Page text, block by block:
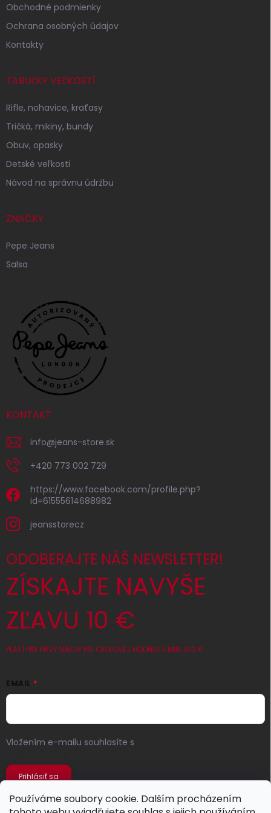
Používáme soubory cookie. Dalším procházením
Obchodné podmienky
Ochrana osobných údajov
Kontakty
TABUĽKY VEĽKOSTÍ
Rifle, nohavice, kraťasy
Tričká, mikiny, bundy
Obuv, opasky
Detské veľkosti
Návod na správnu údržbu
ZNAČKY
Pepe Jeans
Salsa
KONTAKT
info@jeans-store.sk
+420 773 002 729
https://www.facebook.com/profile.php?
id=61555614688982
jeansstorecz
ODOBERAJTE NÁŠ NEWSLETTER!
ZÍSKAJTE NAVYŠE
ZĽAVU 10 €
PLATÍ PRE PRVÝ NÁKUP PRI CELKOVEJ HODNOTE MIN. 100 €
EMAIL
Vložením e-mailu souhlasíte s
Prihlásiť sa